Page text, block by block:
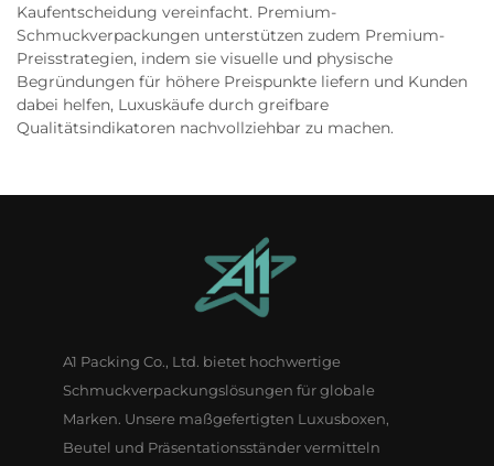
Kaufentscheidung vereinfacht. Premium-
Schmuckverpackungen unterstützen zudem Premium-
Preisstrategien, indem sie visuelle und physische
Begründungen für höhere Preispunkte liefern und Kunden
dabei helfen, Luxuskäufe durch greifbare
Qualitätsindikatoren nachvollziehbar zu machen.
A1 Packing Co., Ltd. bietet hochwertige
Schmuckverpackungslösungen für globale
Marken. Unsere maßgefertigten Luxusboxen,
Beutel und Präsentationsständer vermitteln